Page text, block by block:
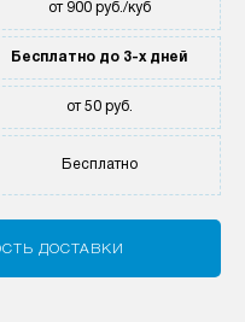
от 900 руб./куб
Бесплатно до 3-х дней
от 50 руб.
Бесплатно
ДОСТАВКИ